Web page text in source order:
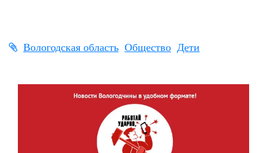
Вологодская область Общество Дети